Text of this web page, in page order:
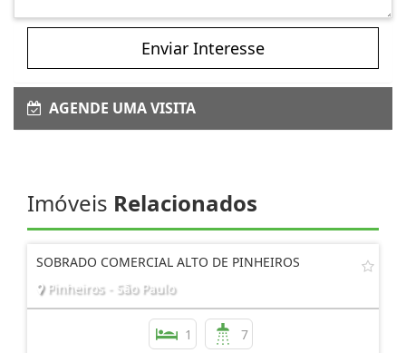
Enviar Interesse
AGENDE UMA VISITA
Imóveis Relacionados
SOBRADO COMERCIAL ALTO DE PINHEIROS
Pinheiros - São Paulo
1 7